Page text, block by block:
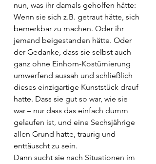
nun, was ihr damals geholfen hätte:
Wenn sie sich z.B. getraut hätte, sich
bemerkbar zu machen. Oder ihr
jemand beigestanden hätte. Oder
der Gedanke, dass sie selbst auch
ganz ohne Einhorn-Kostümierung
umwerfend aussah und schließlich
dieses einzigartige Kunststück drauf
hatte. Dass sie gut so war, wie sie
war – nur dass das einfach dumm
gelaufen ist, und eine Sechsjährige
allen Grund hatte, traurig und
enttäuscht zu sein.
Dann sucht sie nach Situationen im